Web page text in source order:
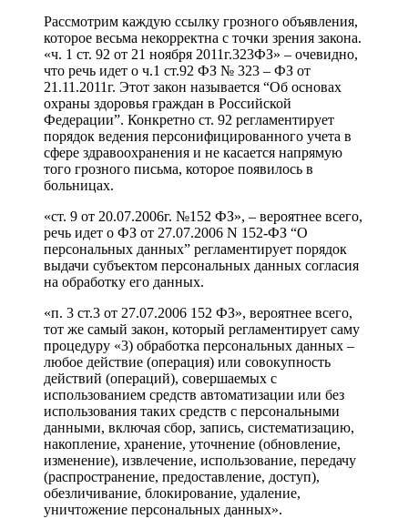
Рассмотрим каждую ссылку грозного объявления,
которое весьма некорректна с точки зрения закона.
«ч. 1 ст. 92 от 21 ноября 2011г.323ФЗ» – очевидно,
что речь идет о ч.1 ст.92 ФЗ № 323 – ФЗ от
21.11.2011г. Этот закон называется “Об основах
охраны здоровья граждан в Российской
Федерации”. Конкретно ст. 92 регламентирует
порядок ведения персонифицированного учета в
сфере здравоохранения и не касается напрямую
того грозного письма, которое появилось в
больницах.
«ст. 9 от 20.07.2006г. №152 ФЗ», – вероятнее всего,
речь идет о ФЗ от 27.07.2006 N 152-ФЗ “О
персональных данных” регламентирует порядок
выдачи субъектом персональных данных согласия
на обработку его данных.
«п. 3 ст.3 от 27.07.2006 152 ФЗ», вероятнее всего,
тот же самый закон, который регламентирует саму
процедуру «3) обработка персональных данных –
любое действие (операция) или совокупность
действий (операций), совершаемых с
использованием средств автоматизации или без
использования таких средств с персональными
данными, включая сбор, запись, систематизацию,
накопление, хранение, уточнение (обновление,
изменение), извлечение, использование, передачу
(распространение, предоставление, доступ),
обезличивание, блокирование, удаление,
уничтожение персональных данных».